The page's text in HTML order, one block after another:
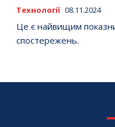
Технології 08.11.2024
Це є найвищим
спостережень.